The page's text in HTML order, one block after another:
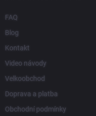
FAQ
Blog
Kontakt
Video návody
Velkoobchod
Doprava a platba
Obchodní podmínky